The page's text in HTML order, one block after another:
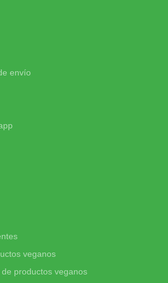
envío
veganos
productos veganos